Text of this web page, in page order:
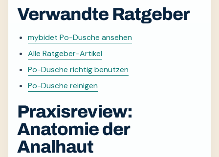
Verwandte Ratgeber
mybidet Po-Dusche ansehen
Alle Ratgeber-Artikel
Po-Dusche richtig benutzen
Po-Dusche reinigen
Praxisreview:
Anatomie der
Analhaut